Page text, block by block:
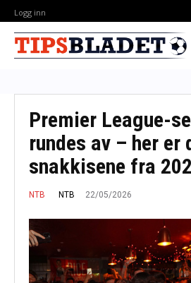
Logg inn
Premier League-
rundes av – her er
snakkisene fra
NTB NTB 22/05/2026